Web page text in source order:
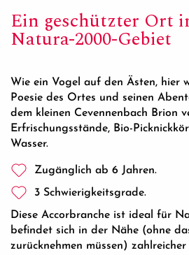
Ein geschützter Ort
Natura-2000-Gebiet
Wie ein Vogel auf den Ästen, hier
Poesie des Ortes und seinen
dem kleinen Cevennenbach Brion
Erfrischungsstände, Bio-
Wasser.
Zugänglich ab 6 Jahren.
3 Schwierigkeitsgrade.
Diese Accorbranche ist ideal für
befindet sich in der Nähe (ohne
zurücknehmen müssen)